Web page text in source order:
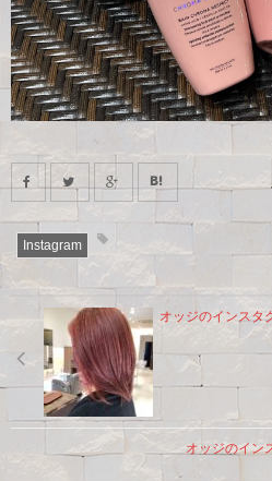
Instagram
オッジのインスタ
オッジのイン